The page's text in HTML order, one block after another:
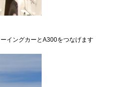
イングカーとA300をつなげます